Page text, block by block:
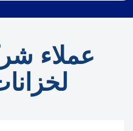
عملاء